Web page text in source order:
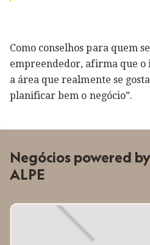
Como conselhos para quem
empreendedor, afirma que o
a área que realmente se
planificar bem o negócio”.
Negócios powered by
ALPE